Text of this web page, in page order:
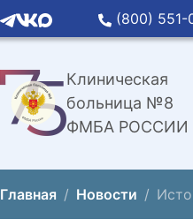
(800) 551-
Клиническая
больница №8
ФМБА РОССИИ
Главная Новости